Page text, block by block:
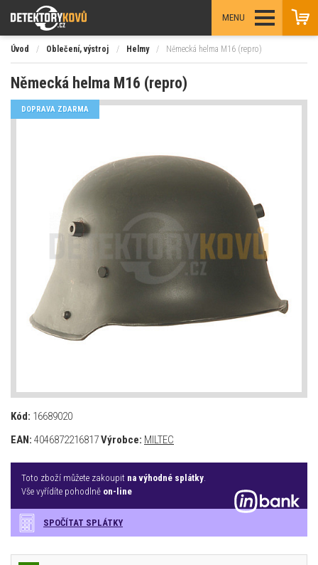
MENU
Úvod / Oblečení, výstroj / Helmy / Německá helma M16 (repro)
Německá helma M16 (repro)
DOPRAVA ZDARMA
Kód: 16689020
EAN: 4046872216817Výrobce: MILTEC
Toto zboží můžete zakoupit na výhodné splátky.
Vše vyřídíte pohodlně on-line
SPOČÍTAT SPLÁTKY